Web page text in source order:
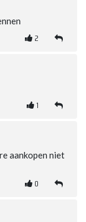
2
1
aankopen niet
0